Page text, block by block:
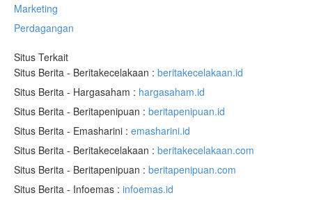
Marketing
Perdagangan
Situs Terkait
Situs Berita - Beritakecelakaan : beritakecelakaan.id
Situs Berita - Hargasaham : hargasaham.id
Situs Berita - Beritapenipuan : beritapenipuan.id
Situs Berita - Emasharini : emasharini.id
Situs Berita - Beritakecelakaan : beritakecelakaan.com
Situs Berita - Beritapenipuan : beritapenipuan.com
Situs Berita - Infoemas : infoemas.id